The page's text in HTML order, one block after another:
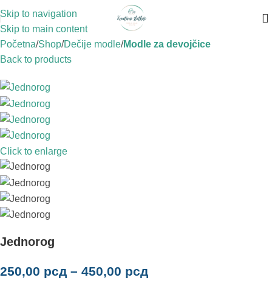
Skip to navigation
Skip to main content
Početna Shop Dečije modle Modle za devojčice
Back to products
Click to enlarge
Jednorog
250,00 рсд – 450,00 рсд